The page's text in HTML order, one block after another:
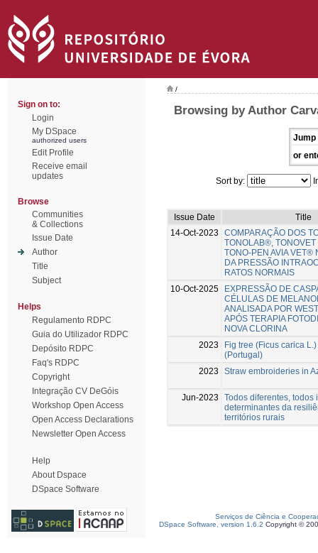
Sign on to:
Login
My DSpace
authorized users
Edit Profile
Receive email
updates
Browse
Communities
& Collections
Issue Date
Author
Title
Subject
Helps
Regulamento RDPC
Guia do Utilizador RDPC
Depósito RDPC
Faq's RDPC
Copyright
Integração CV DeGóis
Workshop Open Access
Open Access Declarations
Newsletter Open Access
Help
About Dspace
DSpace Software
/
Browsing by Author
Jump
or
Sort by:
Issue Date
Title
14-Oct-2023
COMPARAÇÃO DOS
TONOLAB®,
TONO-PEN AVIA VET®
DA PRESSÃO
RATOS NORMAIS
10-Oct-2025
EXPRESSÃO DE
CÉLULAS DE
ANALISADA POR
APÓS TERAPIA
NOVA CLORINA
2023
Fig tree (Ficus carica
(Portugal)
2023
Straw embroideries in
Jun-2023
Todos diferentes, todos
determinantes da
territórios rurais
Serviços de Ciência e
DSpace Software, version 1.6.2 Copyright ©